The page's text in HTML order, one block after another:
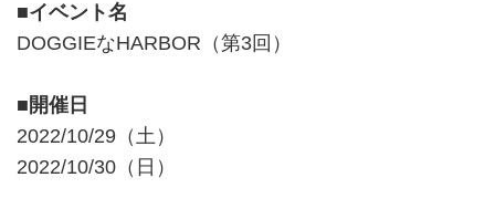
■イベント名
DOGGIEなHARBOR（第3回）
■開催日
2022/10/29（土）
2022/10/30（日）